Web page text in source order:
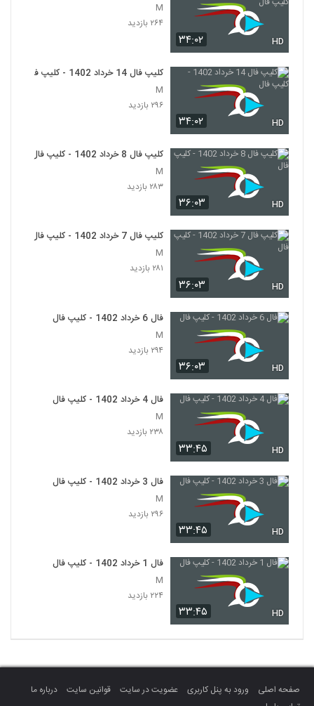
۳۴:۰۲ HD
M
۲۶۴ بازدید
۳۴:۰۲ HD
کلیپ فال 14 خرداد 1402 - کلیپ فال
M
۲۹۶ بازدید
۳۶:۰۳ HD
کلیپ فال 8 خرداد 1402 - کلیپ فال
M
۲۸۳ بازدید
۳۶:۰۳ HD
کلیپ فال 7 خرداد 1402 - کلیپ فال
M
۲۸۱ بازدید
۳۶:۰۳ HD
فال 6 خرداد 1402 - کلیپ فال
M
۲۹۴ بازدید
۳۳:۴۵ HD
فال 4 خرداد 1402 - کلیپ فال
M
۲۳۸ بازدید
۳۳:۴۵ HD
فال 3 خرداد 1402 - کلیپ فال
M
۲۹۶ بازدید
۳۳:۴۵ HD
فال 1 خرداد 1402 - کلیپ فال
M
۲۲۴ بازدید
صفحه اصلی ورود به پنل کاربری عضویت در سایت قوانین سایت
درباره ما